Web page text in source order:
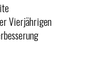
Vierjährigen